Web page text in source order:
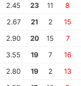
8
11
23
2.45
15
2
21
2.67
7
15
20
2.90
16
7
19
3.55
13
2
19
2.80